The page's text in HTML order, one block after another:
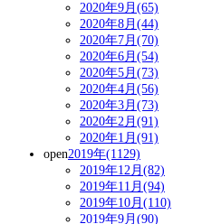
2020年9月(65)
2020年8月(44)
2020年7月(70)
2020年6月(54)
2020年5月(73)
2020年4月(56)
2020年3月(73)
2020年2月(91)
2020年1月(91)
open2019年(1129)
2019年12月(82)
2019年11月(94)
2019年10月(110)
2019年9月(90)